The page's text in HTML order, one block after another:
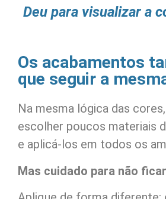
Deu para visualizar a
Os acabamentos
que seguir a
Na mesma lógica das
escolher poucos materiais
e aplicá-los em todos os
Mas cuidado para não